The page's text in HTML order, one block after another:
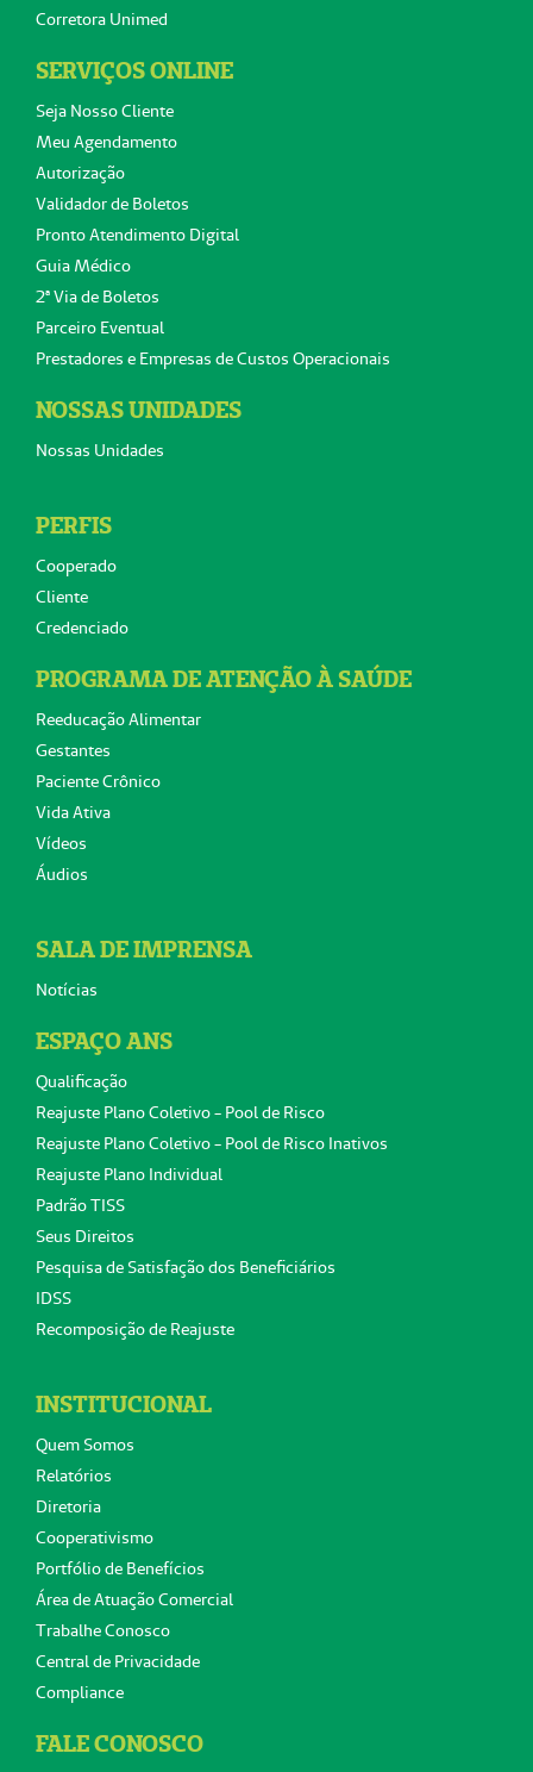
Corretora Unimed
SERVIÇOS ONLINE
Seja Nosso Cliente
Meu Agendamento
Autorização
Validador de Boletos
Pronto Atendimento Digital
Guia Médico
2ª Via de Boletos
Parceiro Eventual
Prestadores e Empresas de Custos Operacionais
NOSSAS UNIDADES
Nossas Unidades
PERFIS
Cooperado
Cliente
Credenciado
PROGRAMA DE ATENÇÃO À SAÚDE
Reeducação Alimentar
Gestantes
Paciente Crônico
Vida Ativa
Vídeos
Áudios
SALA DE IMPRENSA
Notícias
ESPAÇO ANS
Qualificação
Reajuste Plano Coletivo - Pool de Risco
Reajuste Plano Coletivo - Pool de Risco Inativos
Reajuste Plano Individual
Padrão TISS
Seus Direitos
Pesquisa de Satisfação dos Beneficiários
IDSS
Recomposição de Reajuste
INSTITUCIONAL
Quem Somos
Relatórios
Diretoria
Cooperativismo
Portfólio de Benefícios
Área de Atuação Comercial
Trabalhe Conosco
Central de Privacidade
Compliance
FALE CONOSCO